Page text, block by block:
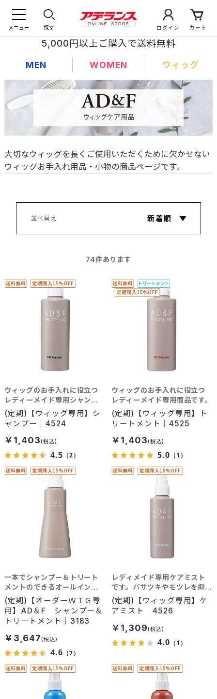
メニュー 探す ログイン カート
5,000円以上ご購入で送料無料
MEN WOMEN ウィッグ
大切なウィッグを長くご使用いただくために欠かせない
ウィッグお手入れ用品・小物の商品ページです。
74件あります
(定期)【ウィッグ専用】シ
ャンプー｜4524
ウィッグのお手入れに役立つ
レディーメイド専用シャンプ
ーです。
￥1,403
4.5 （2）
(定期)【ウィッグ専用】ト
リートメント｜4525
ウィッグのお手入れに役立つ
レディーメイド専用商品です。
￥1,403
5.0 （1）
(定期)【オーダーＷＩＧ専
用】AD＆F シャンプー＆
トリートメント｜3183
一本でシャンプー＆トリート
メントのできるオールインワ
ンタイプです。（オーダーＷＩ
Ｇ専用）
￥3,647
4.6 （7）
(定期)【ウィッグ専用】ケ
アミスト｜4526
レディメイド専用ケアミスト
です。パサツキやモツレを抑え
られます。
￥1,309
4.0 （1）